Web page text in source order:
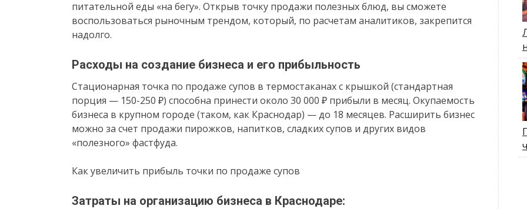
питательной еды «на бегу». Открыв точку продажи полезных блюд, вы сможете
воспользоваться рыночным трендом, который, по расчетам аналитиков, закрепится
надолго.
Расходы на создание бизнеса и его прибыльность
Стационарная точка по продаже супов в термостаканах с крышкой (стандартная
порция — 150-250 ₽) способна принести около 30 000 ₽ прибыли в месяц. Окупаемость
бизнеса в крупном городе (таком, как Краснодар) — до 18 месяцев. Расширить бизнес
можно за счет продажи пирожков, напитков, сладких супов и других видов
«полезного» фастфуда.
Как увеличить прибыль точки по продаже супов
Затраты на организацию бизнеса в Краснодаре: